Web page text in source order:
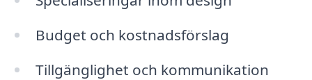
Budget och kostnadsförslag
Tillgänglighet och kommunikation